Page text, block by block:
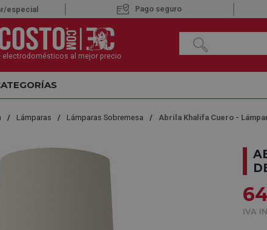
especial Pago seguro
electrodomésticos al mejor precio
Lámparas Lámparas Sobremesa Abrila Khalifa Cuero -
IVA